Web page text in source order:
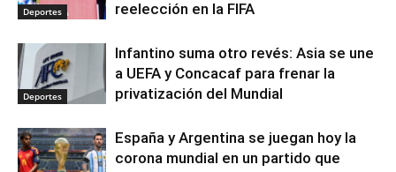
Deportes
reelección en la FIFA
Deportes
Infantino suma otro revés: Asia se une
a UEFA y Concacaf para frenar la
privatización del Mundial
España y Argentina se juegan hoy la
corona mundial en un partido que